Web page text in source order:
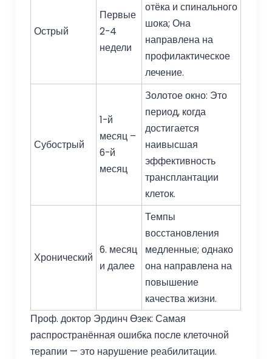
Острый
Первые
2-4
недели
отёка и спинального
шока; Она
направлена на
профилактическое
лечение.
Субострый
1-й
месяц –
6-й
месяц
Золотое окно: Это
период, когда
достигается
наивысшая
эффективность
трансплантации
клеток.
Хронический
6. месяц
и далее
Темпы
восстановления
медленные; однако
она направлена на
повышение
качества жизни.
Проф. доктор Эрдинч Өзек: Самая
распространённая ошибка после клеточной
терапии — это нарушение реабилитации.